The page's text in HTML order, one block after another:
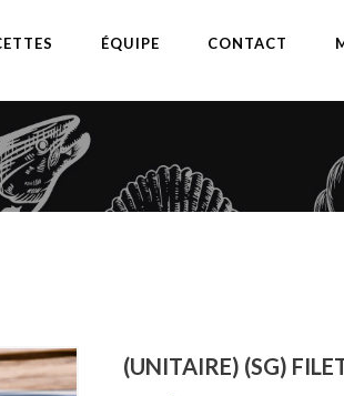
ÉQUIPE CONTACT
(UNITAIRE) (SG)